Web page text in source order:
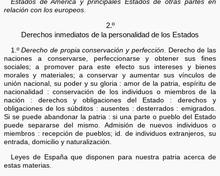
Estados de América y principales Estados de otras partes en
relación con los europeos
2.º
Derechos inmediatos de la personalidad de los Estados
1.ºDerecho de propia conservación y perfección. Derecho de las
naciones a conservarse, perfeccionarse y obtener sus fines
sociales; a promover para este efecto sus intereses y bienes
morales y materiales; a conservar y aumentar sus vínculos de
unión nacional, su poder y su gloria : amor de la patria, espíritu de
nacionalidad : conservación de los individuos o miembros de la
nación : derechos y obligaciones del Estado : derechos y
obligaciones de los súbditos : ausentes : desterrados : emigrados.
Si se puede abandonar la patria : si una parte o pueblo del Estado
puede separarse del mismo. Admisión de nuevos individuos o
miembros : recepción de pueblos; id. de individuos extranjeros, su
entrada, domicilio y naturalización.
Leyes de España que disponen para nuestra patria acerca de
estas materias.